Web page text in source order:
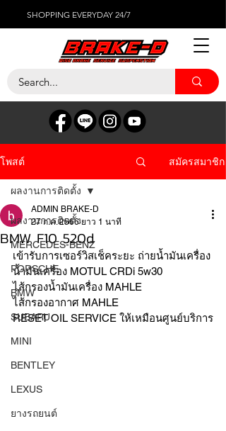
SHOPPING EVERYDAY 24/7
โพสต์ สมัครสมาชิก
ผลงานการติดตั้ง
MERCEDES-BENZ
PORSCHE
BMW
SUBARU
MINI
BENTLEY
LEXUS
ยางรถยนต์
ผลงานการติดตั้ง
BMW F10 520d
ADMIN BRAKE-D
27 ก.ค. 2566 ยาว 1 นาที
เข้ารับการเซอร์วิสเช็คระยะ ถ่ายน้ำมันเครื่อง
น้ำมันเครื่อง MOTUL CRDi 5w30
ไส้กรองน้ำมันเครื่อง MAHLE
ไส้กรองอากาศ MAHLE
RESET OIL SERVICE ให้เหมือนศูนย์บริการ